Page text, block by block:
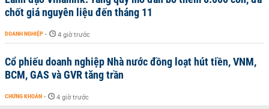
chốt giá nguyên liệu đến tháng 11
DOANH NGHIỆP - 4 giờ trước
Cổ phiếu doanh nghiệp Nhà nước đồng loạt hút tiền, VNM,
BCM, GAS và GVR tăng trần
CHỨNG KHOÁN - 4 giờ trước